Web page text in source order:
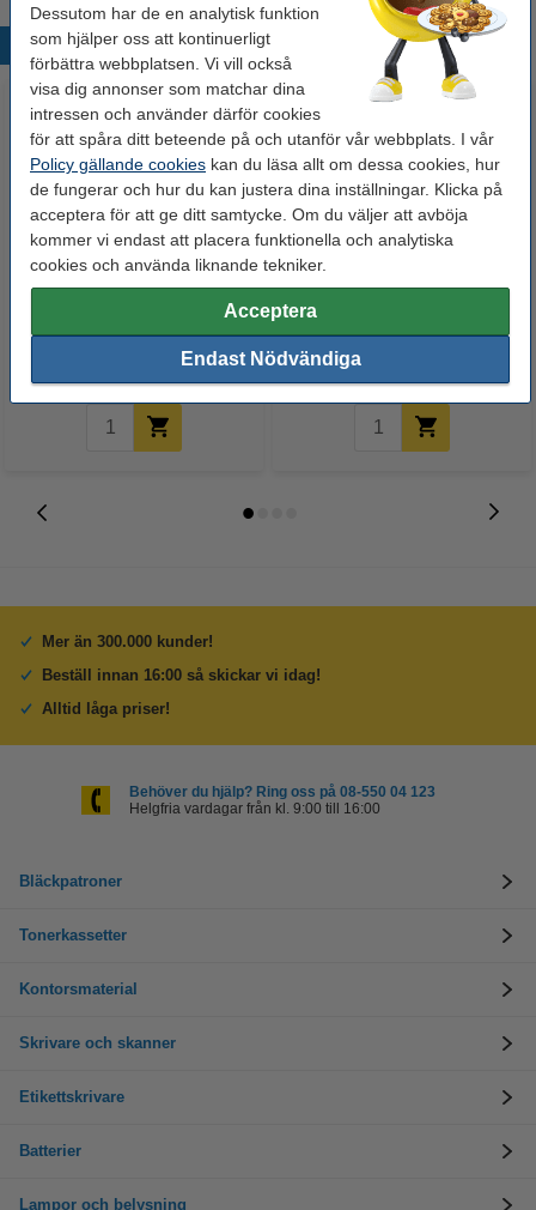
Dessutom har de en analytisk funktion
som hjälper oss att kontinuerligt
förbättra webbplatsen. Vi vill också
visa dig annonser som matchar dina
intressen och använder därför cookies
för att spåra ditt beteende på och utanför vår webbplats. I vår
Policy gällande cookies kan du läsa allt om dessa cookies, hur
de fungerar och hur du kan justera dina inställningar. Klicka på
acceptera för att ge ditt samtycke. Om du väljer att avböja
kommer vi endast att placera funktionella och analytiska
cookies och använda liknande tekniker.
Acceptera
Endast Nödvändiga
Populära produkter
Canon 069 C cyan toner
Inkl. 25% Moms
Canon 069 M magenta toner
1 075 kr
Mer än 300.000 kunder!
Beställ innan 16:00 så skickar vi idag!
Alltid låga priser!
Behöver du hjälp? Ring oss på 08-550 04 123
Helgfria vardagar från kl. 9:00 till 16:00
Bläckpatroner
Tonerkassetter
Kontorsmaterial
Skrivare och skanner
Etikettskrivare
Batterier
Lampor och belysning